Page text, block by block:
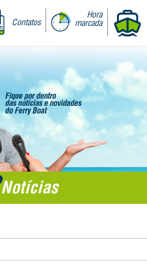
Contatos
Hora
marcada
Notícias